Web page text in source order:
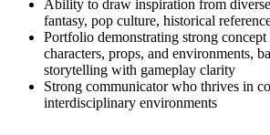
Ability to draw inspiration from
fantasy, pop culture, historical
Portfolio demonstrating strong
characters, props, and environments,
storytelling with gameplay clarity
Strong communicator who thrives in
interdisciplinary environments